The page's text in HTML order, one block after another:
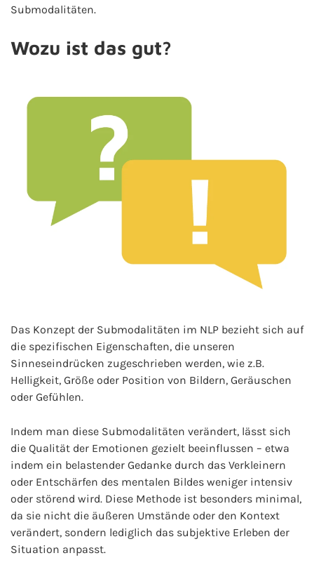
Submodalitäten.
Wozu ist das gut?
Das Konzept der Submodalitäten im NLP bezieht sich auf
die spezifischen Eigenschaften, die unseren
Sinneseindrücken zugeschrieben werden, wie z.B.
Helligkeit, Größe oder Position von Bildern, Geräuschen
oder Gefühlen.
Indem man diese Submodalitäten verändert, lässt sich
die Qualität der Emotionen gezielt beeinflussen – etwa
indem ein belastender Gedanke durch das Verkleinern
oder Entschärfen des mentalen Bildes weniger intensiv
oder störend wird. Diese Methode ist besonders minimal,
da sie nicht die äußeren Umstände oder den Kontext
verändert, sondern lediglich das subjektive Erleben der
Situation anpasst.